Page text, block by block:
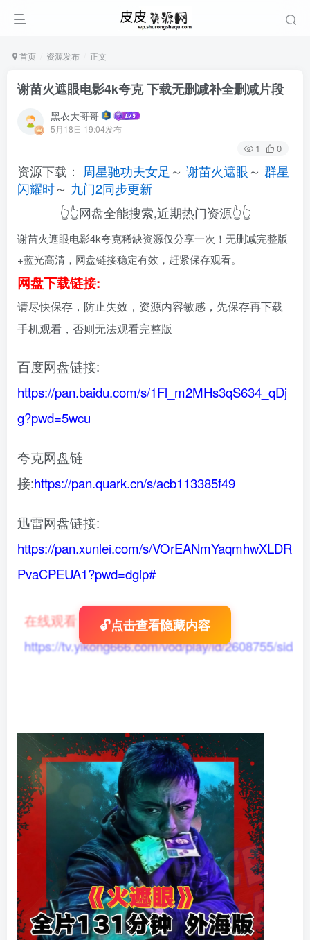
首页 资源发布 正文
谢苗火遮眼电影4k夸克 下载无删减补全删减片段
黑衣大哥哥
5月18日 19:04发布
1 0
资源下载： 周星驰功夫女足 ～ 谢苗火遮眼～ 群星
闪耀时～ 九门2同步更新
👆👆网盘全能搜索,近期热门资源👆👆
谢苗火遮眼电影4k夸克稀缺资源仅分享一次！无删减完整版
+蓝光高清，网盘链接稳定有效，赶紧保存观看。
网盘下载链接:
请尽快保存，防止失效，资源内容敏感，先保存再下载
手机观看，否则无法观看完整版
百度网盘链接:
https://pan.baidu.com/s/1Fl_m2MHs3qS634_qDj
g?pwd=5wcu
夸克网盘链
接:https://pan.quark.cn/s/acb113385f49
迅雷网盘链接:
https://pan.xunlei.com/s/VOrEANmYaqmhwXLDR
PvaCPEUA1?pwd=dgip#
在线观看
https://tv.yikong666.com/vod/play/id/2608755/sid/
🔓点击查看隐藏内容